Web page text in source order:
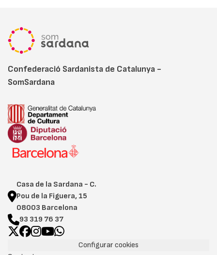
Confederació Sardanista de Catalunya -
SomSardana
Casa de la Sardana - C.
Pou de la Figuera, 15
08003 Barcelona
93 319 76 37
Configurar cookies